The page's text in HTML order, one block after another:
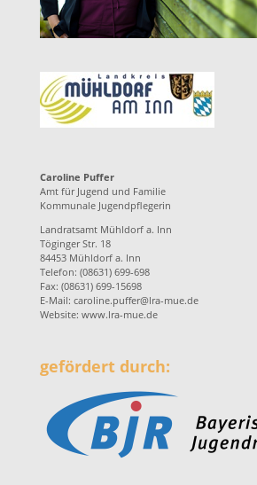
Caroline Puffer
Amt für Jugend und Familie
Kommunale Jugendpflegerin
Landratsamt Mühldorf a. Inn
Töginger Str. 18
84453 Mühldorf a. Inn
Telefon: (08631) 699-698
Fax: (08631) 699-15698
E-Mail: caroline.puffer@lra-mue.de
Website: www.lra-mue.de
gefördert durch: